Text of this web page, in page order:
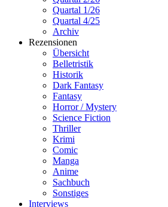
Quartal 1/26
Quartal 4/25
Archiv
Rezensionen
Übersicht
Belletristik
Historik
Dark Fantasy
Fantasy
Horror / Mystery
Science Fiction
Thriller
Krimi
Comic
Manga
Anime
Sachbuch
Sonstiges
Interviews